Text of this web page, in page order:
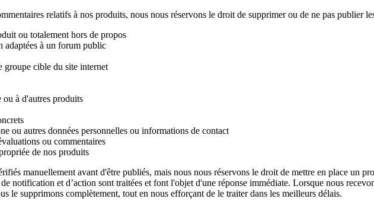
relatifs à nos produits, nous nous réservons le droit de supprimer ou de ne pas publier
ou totalement hors de propos
adaptées à un forum public
groupe cible du site internet
ou à d'autres produits
ou autres données personnelles ou informations de contact
ou commentaires
de nos produits
manuellement avant d'être publiés, mais nous nous réservons le droit de mettre en place un
notification et d’action sont traitées et font l'objet d'une réponse immédiate. Lorsque nous
le supprimons complètement, tout en nous efforçant de le traiter dans les meilleurs délais.